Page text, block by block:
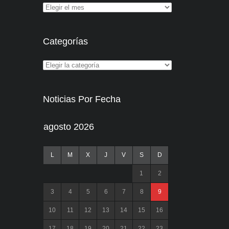
Categorías
Noticias Por Fecha
agosto 2026
L M X J V S D
1 2
3 4 5 6 7 8 9
10 11 12 13 14 15 16